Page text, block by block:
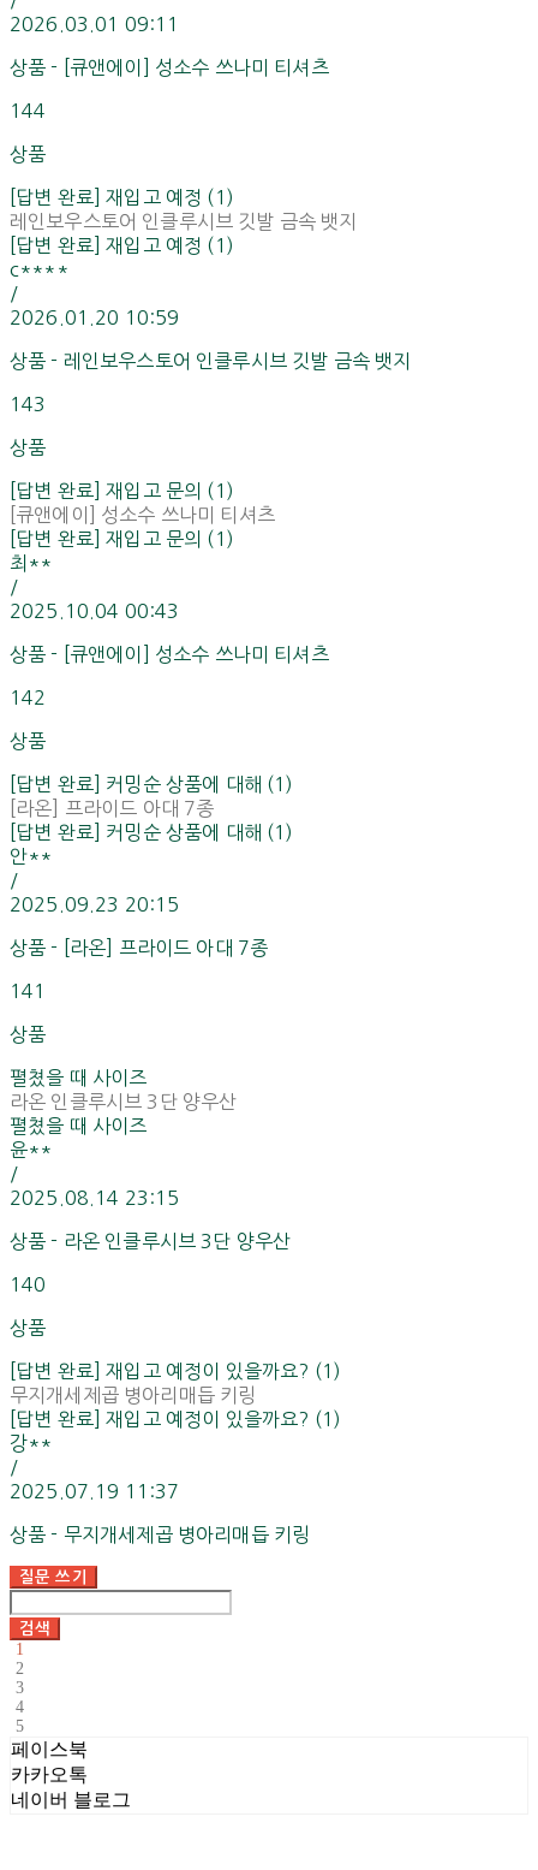
2026.03.01 09:11
상품 - [큐앤에이] 성소수 쓰나미 티셔츠
144
상품
[답변 완료] 재입고 예정 (1)
레인보우스토어 인클루시브 깃발 금속 뱃지
[답변 완료] 재입고 예정 (1)
c****
/
2026.01.20 10:59
상품 - 레인보우스토어 인클루시브 깃발 금속 뱃지
143
상품
[답변 완료] 재입고 문의 (1)
[큐앤에이] 성소수 쓰나미 티셔츠
[답변 완료] 재입고 문의 (1)
최**
/
2025.10.04 00:43
상품 - [큐앤에이] 성소수 쓰나미 티셔츠
142
상품
[답변 완료] 커밍순 상품에 대해 (1)
[라온] 프라이드 아대 7종
[답변 완료] 커밍순 상품에 대해 (1)
안**
/
2025.09.23 20:15
상품 - [라온] 프라이드 아대 7종
141
상품
펼쳤을 때 사이즈
라온 인클루시브 3단 양우산
펼쳤을 때 사이즈
윤**
/
2025.08.14 23:15
상품 - 라온 인클루시브 3단 양우산
140
상품
[답변 완료] 재입고 예정이 있을까요? (1)
무지개세제곱 병아리매듭 키링
[답변 완료] 재입고 예정이 있을까요? (1)
강**
/
2025.07.19 11:37
상품 - 무지개세제곱 병아리매듭 키링
질문 쓰기
검색
1
2
3
4
5
페이스북
카카오톡
네이버 블로그